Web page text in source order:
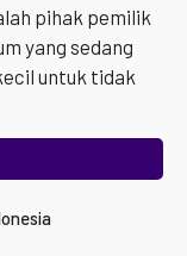
pihak pemilik
yang sedang
untuk tidak